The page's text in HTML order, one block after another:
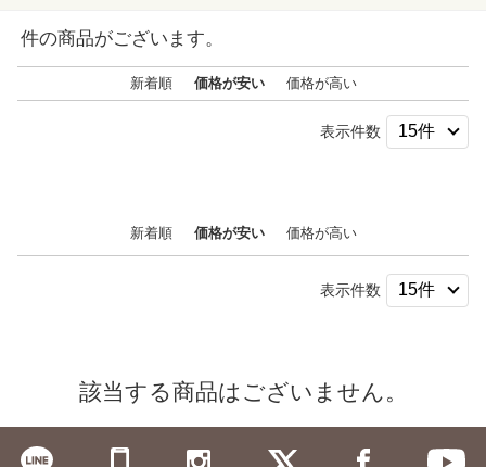
件の商品がございます。
新着順 価格が安い 価格が高い
表示件数
新着順 価格が安い 価格が高い
表示件数
該当する商品はございません。